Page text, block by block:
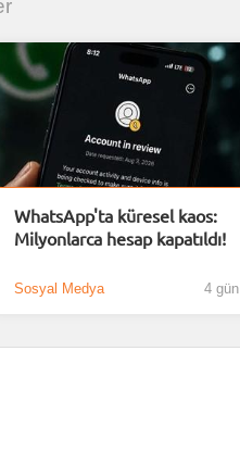
WhatsApp'ta küresel kaos:
Milyonlarca hesap kapatıldı!
Sosyal Medya 4 gün